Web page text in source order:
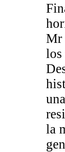
Mr
los
la